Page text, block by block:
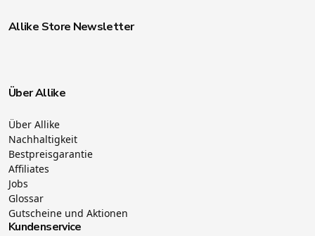
Allike Store Newsletter
Über Allike
Über Allike
Nachhaltigkeit
Bestpreisgarantie
Affiliates
Jobs
Glossar
Gutscheine und Aktionen
Kundenservice